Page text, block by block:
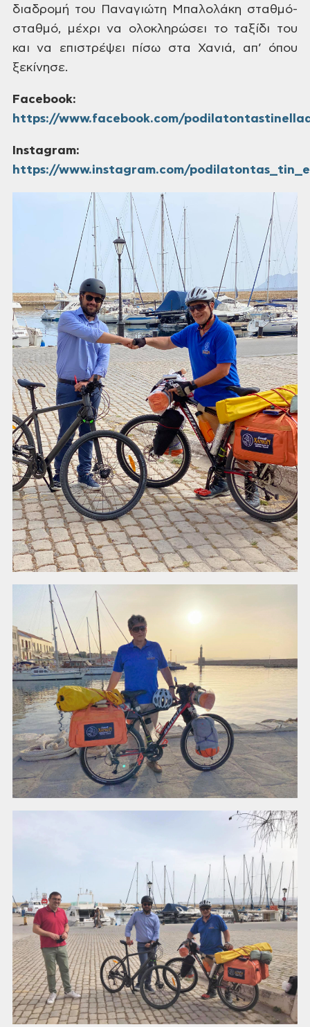
διαδρομή του Παναγιώτη Μπαλολάκη σταθμό-
σταθμό, μέχρι να ολοκληρώσει τοταξίδι του
και να επιστρέψει πίσω στα Χανιά, απ’ όπου
ξεκίνησε.
Facebook:
https://www.facebook.com/
Instagram:
https://www.instagram.com/